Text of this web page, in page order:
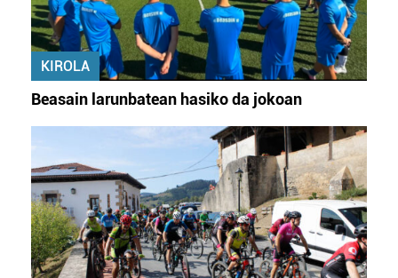
KIROLA
Beasain larunbatean hasiko da jokoan